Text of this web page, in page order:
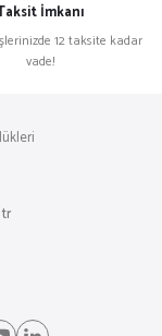
İmkanı
12 taksite kadar
vade!